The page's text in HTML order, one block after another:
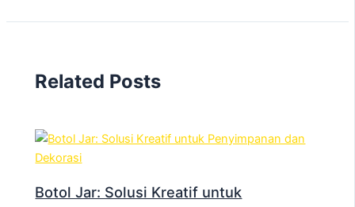
Related Posts
Botol Jar: Solusi Kreatif untuk